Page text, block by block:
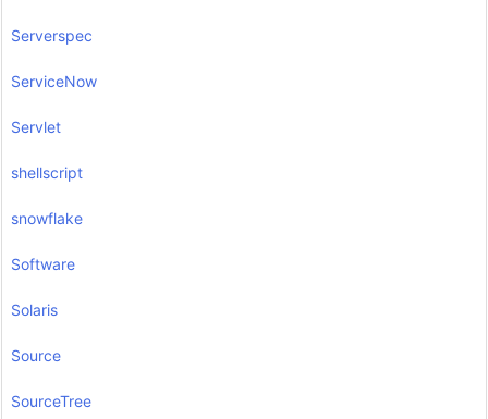
Serverspec
ServiceNow
Servlet
shellscript
snowflake
Software
Solaris
Source
SourceTree